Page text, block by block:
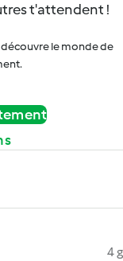
t'attendent !
le monde de
4 g